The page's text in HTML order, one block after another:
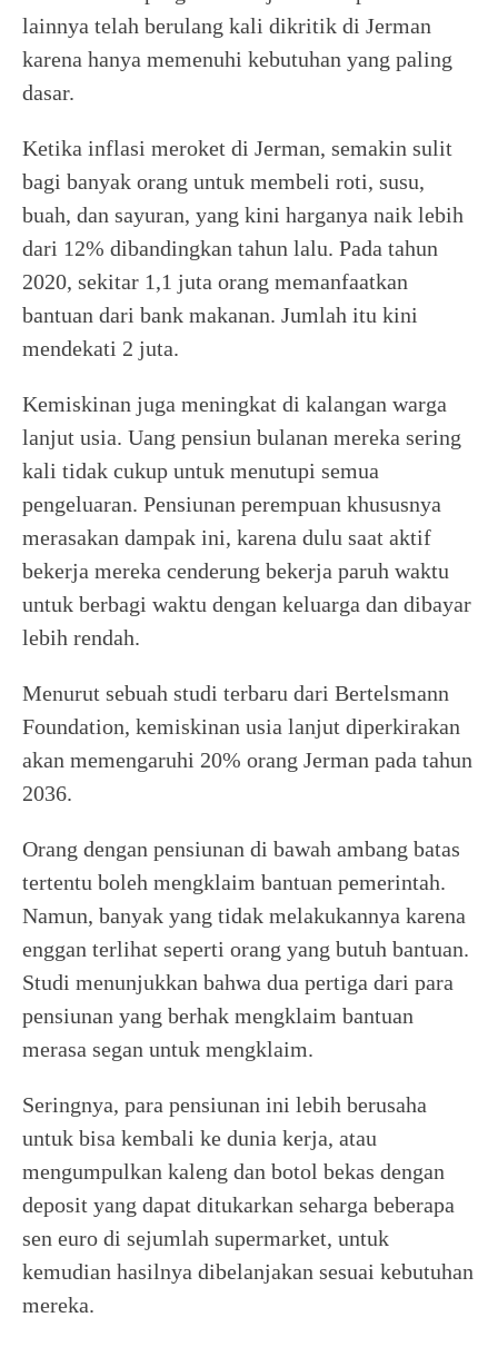
lainnya telah berulang kali dikritik di Jerman
karena hanya memenuhi kebutuhan yang paling
dasar.
Ketika inflasi meroket di Jerman, semakin sulit
bagi banyak orang untuk membeli roti, susu,
buah, dan sayuran, yang kini harganya naik lebih
dari 12% dibandingkan tahun lalu. Pada tahun
2020, sekitar 1,1 juta orang memanfaatkan
bantuan dari bank makanan. Jumlah itu kini
mendekati 2 juta.
Kemiskinan juga meningkat di kalangan warga
lanjut usia. Uang pensiun bulanan mereka sering
kali tidak cukup untuk menutupi semua
pengeluaran. Pensiunan perempuan khususnya
merasakan dampak ini, karena dulu saat aktif
bekerja mereka cenderung bekerja paruh waktu
untuk berbagi waktu dengan keluarga dan dibayar
lebih rendah.
Menurut sebuah studi terbaru dari Bertelsmann
Foundation, kemiskinan usia lanjut diperkirakan
akan memengaruhi 20% orang Jerman pada tahun
2036.
Orang dengan pensiunan di bawah ambang batas
tertentu boleh mengklaim bantuan pemerintah.
Namun, banyak yang tidak melakukannya karena
enggan terlihat seperti orang yang butuh bantuan.
Studi menunjukkan bahwa dua pertiga dari para
pensiunan yang berhak mengklaim bantuan
merasa segan untuk mengklaim.
Seringnya, para pensiunan ini lebih berusaha
untuk bisa kembali ke dunia kerja, atau
mengumpulkan kaleng dan botol bekas dengan
deposit yang dapat ditukarkan seharga beberapa
sen euro di sejumlah supermarket, untuk
kemudian hasilnya dibelanjakan sesuai kebutuhan
mereka.